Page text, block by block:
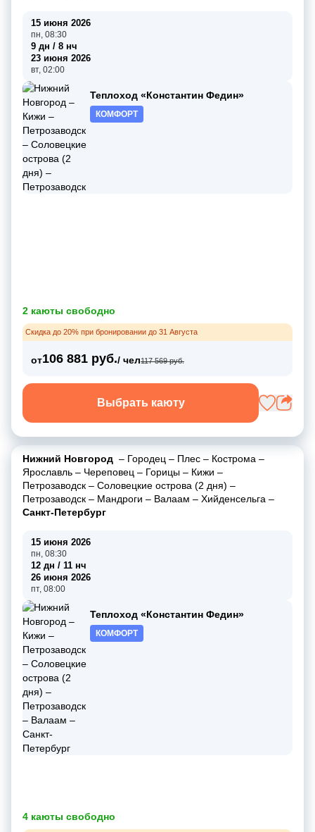
15 июня 2026
пн, 08:30
9 дн / 8 нч
23 июня 2026
вт, 02:00
Теплоход «Константин Федин»
КОМФОРТ
2 каюты свободно
Скидка до 20% при бронировании до 31 Августа
от106 881 руб./ чел117 569 руб.
Выбрать каюту
Нижний Новгород – Городец – Плес – Кострома –
Ярославль – Череповец – Горицы – Кижи –
Петрозаводск – Соловецкие острова (2 дня) –
Петрозаводск – Мандроги – Валаам – Хийденсельга –
Санкт-Петербург
15 июня 2026
пн, 08:30
12 дн / 11 нч
26 июня 2026
пт, 08:00
Теплоход «Константин Федин»
КОМФОРТ
4 каюты свободно